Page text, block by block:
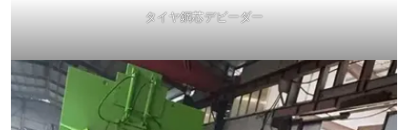
タイヤ鋼芯デビーダー